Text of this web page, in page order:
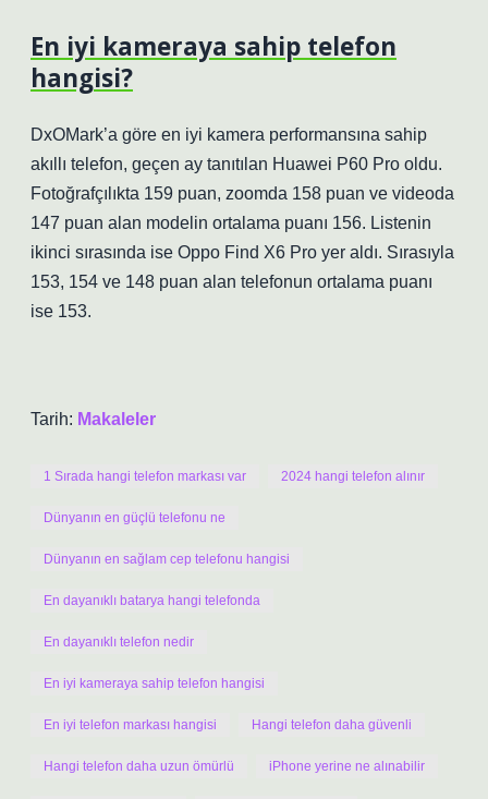
En iyi kameraya sahip telefon
hangisi?
DxOMark’a göre en iyi kamera performansına sahip
akıllı telefon, geçen ay tanıtılan Huawei P60 Pro oldu.
Fotoğrafçılıkta 159 puan, zoomda 158 puan ve videoda
147 puan alan modelin ortalama puanı 156. Listenin
ikinci sırasında ise Oppo Find X6 Pro yer aldı. Sırasıyla
153, 154 ve 148 puan alan telefonun ortalama puanı
ise 153.
Tarih: Makaleler
1 Sırada hangi telefon markası var 2024 hangi telefon alınır
Dünyanın en güçlü telefonu ne
Dünyanın en sağlam cep telefonu hangisi
En dayanıklı batarya hangi telefonda
En dayanıklı telefon nedir
En iyi kameraya sahip telefon hangisi
En iyi telefon markası hangisi Hangi telefon daha güvenli
Hangi telefon daha uzun ömürlü iPhone yerine ne alınabilir